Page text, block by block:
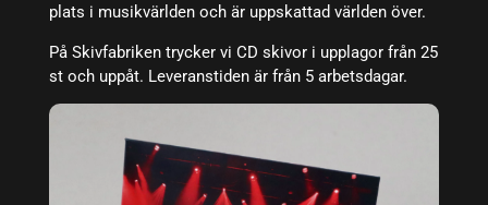
plats i musikvärlden och är uppskattad världen över.
På Skivfabriken trycker vi CD skivor i upplagor från 25
st och uppåt. Leveranstiden är från 5 arbetsdagar.